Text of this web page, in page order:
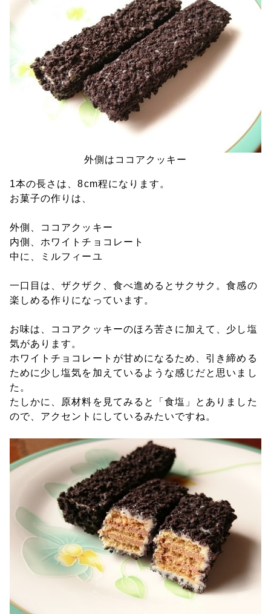
外側はココアクッキー
1本の長さは、8cm程になります。
お菓子の作りは、
外側、ココアクッキー
内側、ホワイトチョコレート
中に、ミルフィーユ
一口目は、ザクザク、食べ進めるとサクサク。食感の
楽しめる作りになっています。
お味は、ココアクッキーのほろ苦さに加えて、少し塩
気があります。
ホワイトチョコレートが甘めになるため、引き締める
ために少し塩気を加えているような感じだと思いまし
た。
たしかに、原材料を見てみると「食塩」とありました
ので、アクセントにしているみたいですね。